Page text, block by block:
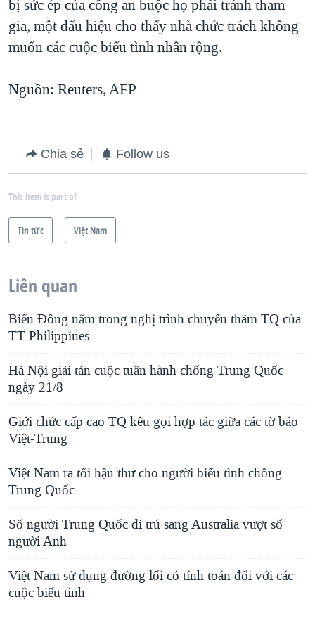
bị sức ép của công an buộc họ phải tránh tham
gia, một dấu hiệu cho thấy nhà chức trách không
muốn các cuộc biểu tình nhân rộng.
Nguồn: Reuters, AFP
Chia sẻ Follow us
This item is part of
Tin tức Việt Nam
Liên quan
Biển Ðông nằm trong nghị trình chuyến thăm TQ của
TT Philippines
Hà Nội giải tán cuộc tuần hành chống Trung Quốc
ngày 21/8
Giới chức cấp cao TQ kêu gọi hợp tác giữa các tờ báo
Việt-Trung
Việt Nam ra tối hậu thư cho người biểu tình chống
Trung Quốc
Số người Trung Quốc di trú sang Australia vượt số
người Anh
Việt Nam sử dụng đường lối có tính toán đối với các
cuộc biểu tình